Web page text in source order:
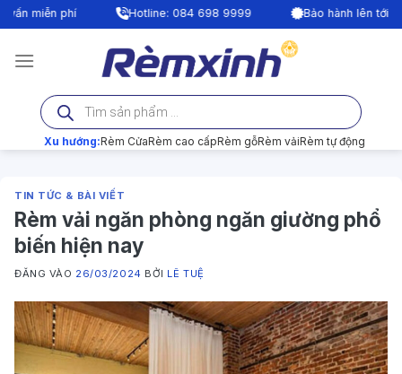
Bỏ
qua
nội
Hotline: 084 698 9999 Bảo hành lên tới 24 tháng |
Tìm
kiếm
sản
phẩm
Xu hướng:Rèm CửaRèm cao cấpRèm gỗRèm vảiRèm tự động
TIN TỨC & BÀI VIẾT
Rèm vải ngăn phòng ngăn giường phổ
biến hiện nay
ĐĂNG VÀO 26/03/2024 BỞI LÊ TUỆ